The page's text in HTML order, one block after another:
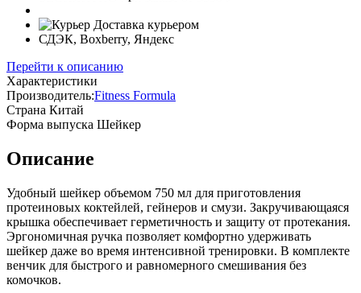
Доставка курьером
СДЭК, Boxberry, Яндекс
Перейти к описанию
Характеристики
Производитель:Fitness Formula
Страна Китай
Форма выпуска Шейкер
Описание
Удобный шейкер объемом 750 мл для приготовления
протеиновых коктейлей, гейнеров и смузи. Закручивающаяся
крышка обеспечивает герметичность и защиту от протекания.
Эргономичная ручка позволяет комфортно удерживать
шейкер даже во время интенсивной тренировки. В комплекте
венчик для быстрого и равномерного смешивания без
комочков.